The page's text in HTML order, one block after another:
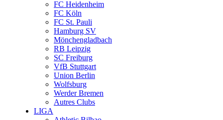
FC Heidenheim
FC Köln
FC St. Pauli
Hamburg SV
Mönchengladbach
RB Leipzig
SC Freiburg
VfB Stuttgart
Union Berlin
Wolfsburg
Werder Bremen
Autres Clubs
LIGA